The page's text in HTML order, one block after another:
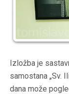
Izložba je
samostana „Sv.
dana može